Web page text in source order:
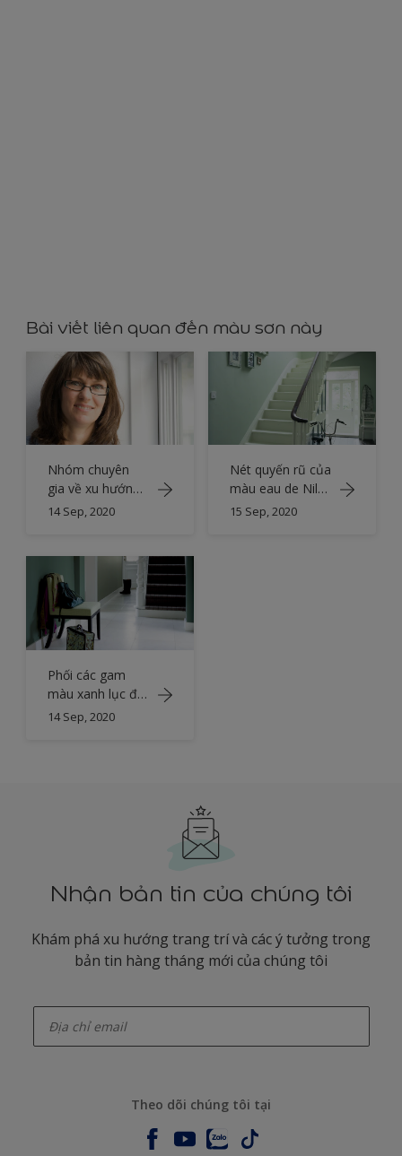
Bài viết liên quan đến màu sơn này
Nhóm chuyên
gia về xu hướng
màu sắc
14 Sep, 2020
Nét quyến rũ của
màu eau de Nil
(xanh lục xám)
15 Sep, 2020
Phối các gam
màu xanh lục để
tạo nên một tiền
14 Sep, 2020
Nhận bản tin của chúng tôi
Khám phá xu hướng trang trí và các ý tưởng trong
bản tin hàng tháng mới của chúng tôi
Theo dõi chúng tôi tại